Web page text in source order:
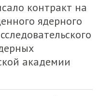
контракт на
ядерного
академии